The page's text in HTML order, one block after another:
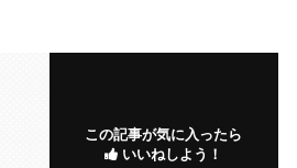
この記事が気に入ったら
いいねしよう！